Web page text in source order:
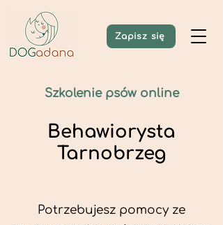
Zapisz się
Szkolenie psów online
Behawiorysta
Tarnobrzeg
Potrzebujesz pomocy ze